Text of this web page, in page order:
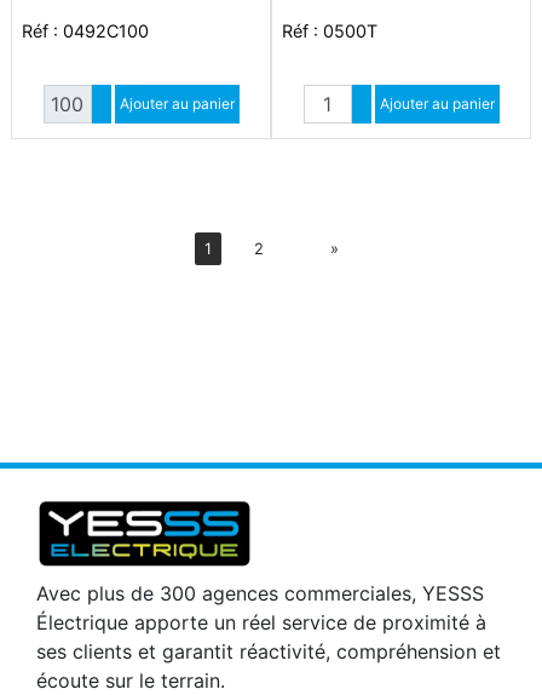
Réf : 0492C100
Quantité
Augmenter quantité
Diminuer quantité
Ajouter au panier
Réf : 0500T
Quantité
Augmenter quantité
Diminuer quantité
Ajouter au panier
1 2 »Suiv
Avec plus de 300 agences commerciales, YESSS
Électrique apporte un réel service de proximité à
ses clients et garantit réactivité, compréhension et
écoute sur le terrain.